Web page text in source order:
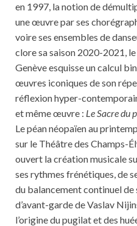
en 1997, la notion de
une œuvre par ses
voire ses ensembles de
clore sa saison 2020-2021,
Genève esquisse un calcul
œuvres iconiques de son
réflexion hyper-
et même œuvre : Le Sacre du
Le péan néopaïen au
sur le Théâtre des Champs-
ouvert la création musicale
ses rythmes frénétiques, de
du balancement continuel de
d’avant-garde de Vaslav
l’origine du pugilat et des